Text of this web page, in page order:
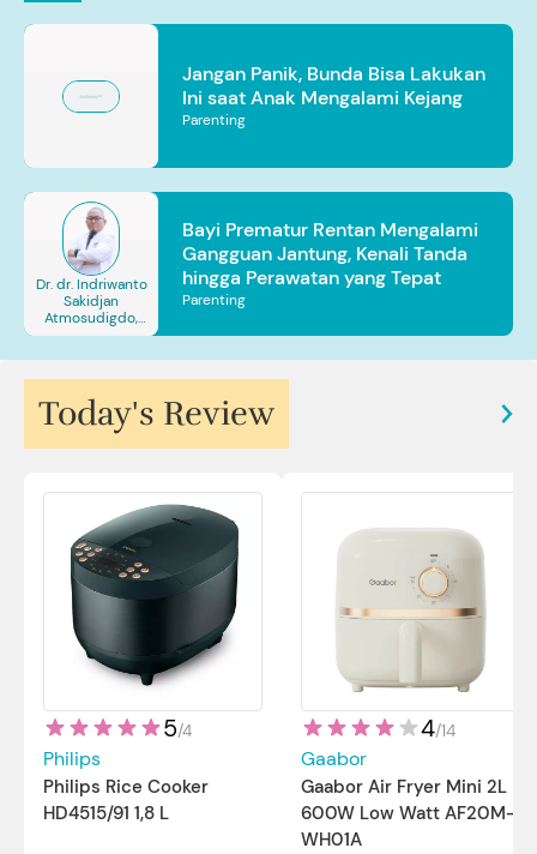
Jangan Panik, Bunda Bisa Lakukan
Ini saat Anak Mengalami Kejang
Parenting
Dr. dr. Indriwanto
Sakidjan
Atmosudigdo,
Sp.JP(K). MARS
Bayi Prematur Rentan Mengalami
Gangguan Jantung, Kenali Tanda
hingga Perawatan yang Tepat
Parenting
Today's Review
5/4
Philips
Philips Rice Cooker
HD4515/91 1,8 L
4/14
Gaabor
Gaabor Air Fryer Mini 2L
600W Low Watt AF20M-
WH01A